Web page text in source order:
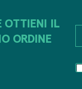
OTTIENI IL
ORDINE
v
a
I
d
r
P
r